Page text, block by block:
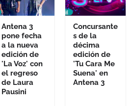
Antena 3
pone fecha
a la nueva
edición de
'La Voz' con
el regreso
de Laura
Pausini
Concursante
s de la
décima
edición de
'Tu Cara Me
Suena' en
Antena 3